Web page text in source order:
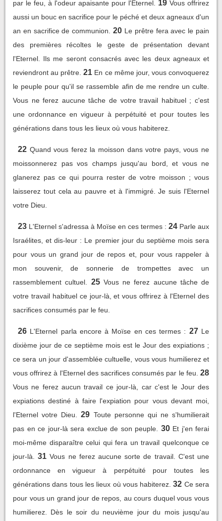
par le feu, à l'odeur apaisante pour l'Eternel. 19 Vous offrirez
aussi un bouc en sacrifice pour le péché et deux agneaux d'un
an en sacrifice de communion.
20 Le prêtre fera avec le pain
des premières récoltes le geste de présentation devant
l'Eternel. Ils me seront consacrés avec les deux agneaux et
reviendront au prêtre. 21 En ce même jour, vous convoquerez
le peuple pour qu'il se rassemble afin de me rendre un culte.
Vous ne ferez aucune tâche de votre travail habituel ; c'est
une ordonnance en vigueur à perpétuité et pour toutes les
générations dans tous les lieux où vous habiterez.
22 Quand vous ferez la moisson dans votre pays, vous ne
moissonnerez pas vos champs jusqu'au bord, et vous ne
glanerez pas ce qui pourra rester de votre moisson ; vous
laisserez tout cela au pauvre et à l'immigré. Je suis l'Eternel
votre Dieu.
23 L'Eternel s'adressa à Moïse en ces termes : 24 Parle aux
Israélites, et dis-leur : Le premier jour du septième mois sera
pour vous un grand jour de repos et, pour vous rappeler à
mon souvenir, de sonnerie de trompettes avec un
rassemblement cultuel.
25 Vous ne ferez aucune tâche de
votre travail habituel ce jour-là, et vous offrirez à l'Eternel des
sacrifices consumés par le feu.
26 L'Eternel parla encore à Moïse en ces termes : 27 Le
dixième jour de ce septième mois est le Jour des expiations ;
ce sera un jour d'assemblée cultuelle, vous vous humilierez et
vous offrirez à l'Eternel des sacrifices consumés par le feu. 28
Vous ne ferez aucun travail ce jour-là, car c'est le Jour des
expiations destiné à faire l'expiation pour vous devant moi,
l'Eternel votre Dieu.
29 Toute personne qui ne s'humilierait
pas en ce jour-là sera exclue de son peuple.
30 Et j'en ferai
moi-même disparaître celui qui fera un travail quelconque ce
jour-là.
31 Vous ne ferez aucune sorte de travail. C'est une
ordonnance en vigueur à perpétuité pour toutes les
générations dans tous les lieux où vous habiterez. 32 Ce sera
pour vous un grand jour de repos, au cours duquel vous vous
humilierez. Dès le soir du neuvième jour du mois jusqu'au